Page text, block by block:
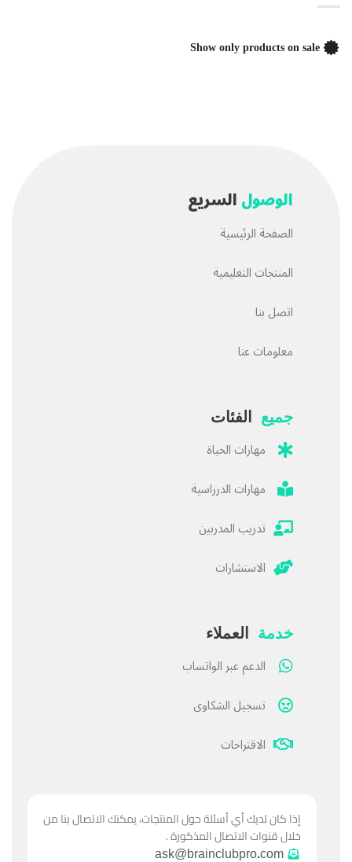
Show only products on sale
الوصولالسريع
الصفحة الرئيسية
المنتجات التعليمية
اتصل بنا
معلومات عنا
جميع الفئات
مهارات الحياة
مهارات الدرراسية
تدريب المدربين
الاستشارات
خدمة العملاء
الدعم عبر الواتساب
تسجيل الشكاوى
الاقتراحات
إذا كان لديك أي أسئلة حول المنتجات، يمكنك الاتصال بنا من
خلال قنوات الاتصال المذكورة .
ask@brainclubpro.com